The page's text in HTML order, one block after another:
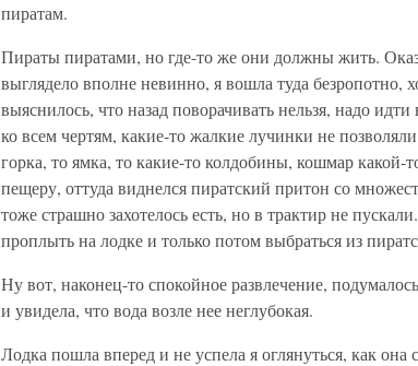
пиратам.
Пираты пиратами, но где-то же они должны жить.
выглядело вполне невинно, я вошла туда безропотно,
выяснилось, что назад поворачивать нельзя, надо
ко всем чертям, какие-то жалкие лучинки не
горка, то ямка, то какие-то колдобины, кошмар какой-
пещеру, оттуда виднелся пиратский притон со
тоже страшно захотелось есть, но в трактир не
проплыть на лодке и только потом выбраться из
Ну вот, наконец-то спокойное развлечение,
и увидела, что вода возле нее неглубокая.
Лодка пошла вперед и не успела я оглянуться, как она